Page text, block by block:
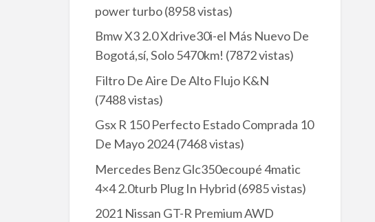
power turbo(8958 vistas)
Bmw X3 2.0 Xdrive30i-el Más Nuevo De
Bogotá,sí, Solo 5470km! (7872 vistas)
Filtro De Aire De Alto Flujo K&N
(7488 vistas)
Gsx R 150 Perfecto Estado Comprada 10
De Mayo 2024(7468 vistas)
Mercedes Benz Glc350ecoupé 4matic
4×4 2.0turb Plug In Hybrid (6985 vistas)
2021 Nissan GT-R Premium AWD